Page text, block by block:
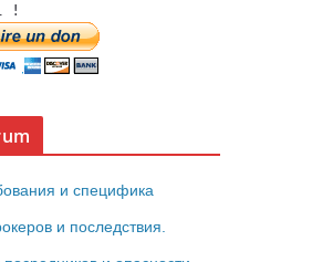
!
и специфика
и последствия.